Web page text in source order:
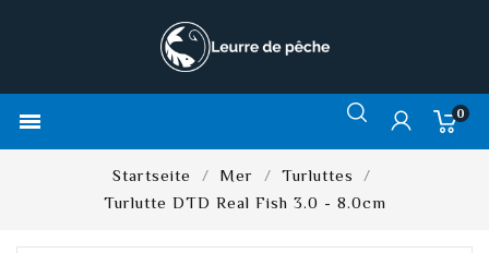
 0
Startseite Mer
Turluttes
Turlutte DTD Real Fish 3.0 - 8.0cm